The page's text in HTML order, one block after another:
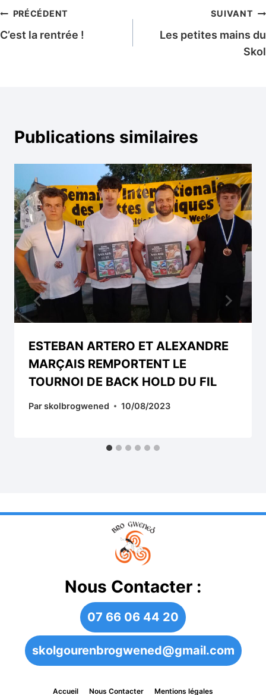
Navigation
de
PRÉCÉDENT
C’est la rentrée !
SUIVANT
Les petites mains du
Skol
Publications similaires
ESTEBAN ARTERO ET ALEXANDRE
MARÇAIS REMPORTENT LE
TOURNOI DE BACK HOLD DU FIL
Parskolbrogwened 10/08/2023
Nous Contacter :
07 66 06 44 20
skolgourenbrogwened@gmail.com
Accueil Nous Contacter Mentions légales